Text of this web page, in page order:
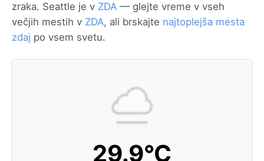
zraka. Seattle je v ZDA — glejte vreme v vseh
večjih mestih v ZDA, ali brskajte najtoplejša mesta
zdaj po vsem svetu.
29.9°C